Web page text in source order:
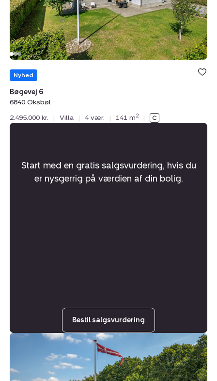
Nyhed
Bøgevej 6
6840 Oksbøl
2.495.000 kr.
| Villa | 4 vær. | 141 m2 |
Start med en gratis salgsvurdering, hvis du
er nysgerrig på værdien af din bolig.
Bestil salgsvurdering
69,